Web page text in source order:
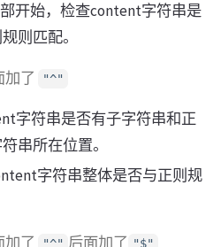
开始，检查content字符串是
则匹配。
加了 "^"
字符串是否有子字符串和正
串所在位置。
字符串整体是否与正则规
加了 "^" 后面加了 "$"